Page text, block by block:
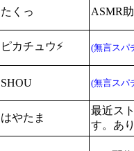
たくっ ASMR
ピカチュウ⚡️ (無言スパ
SHOU
(無言スパ
はやたま
最近ス
す。あ